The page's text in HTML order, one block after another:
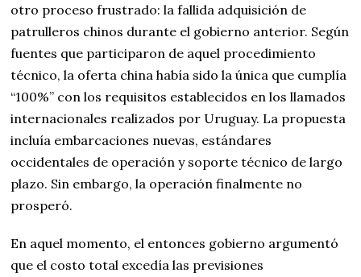
otro proceso frustrado: la fallida adquisición de
patrulleros chinos durante el gobierno anterior. Según
fuentes que participaron de aquel procedimiento
técnico, la oferta china había sido la única que cumplía
“100%” con los requisitos establecidos en los llamados
internacionales realizados por Uruguay. La propuesta
incluía embarcaciones nuevas, estándares
occidentales de operación y soporte técnico de largo
plazo. Sin embargo, la operación finalmente no
prosperó.
En aquel momento, el entonces gobierno argumentó
que el costo total excedía las previsiones